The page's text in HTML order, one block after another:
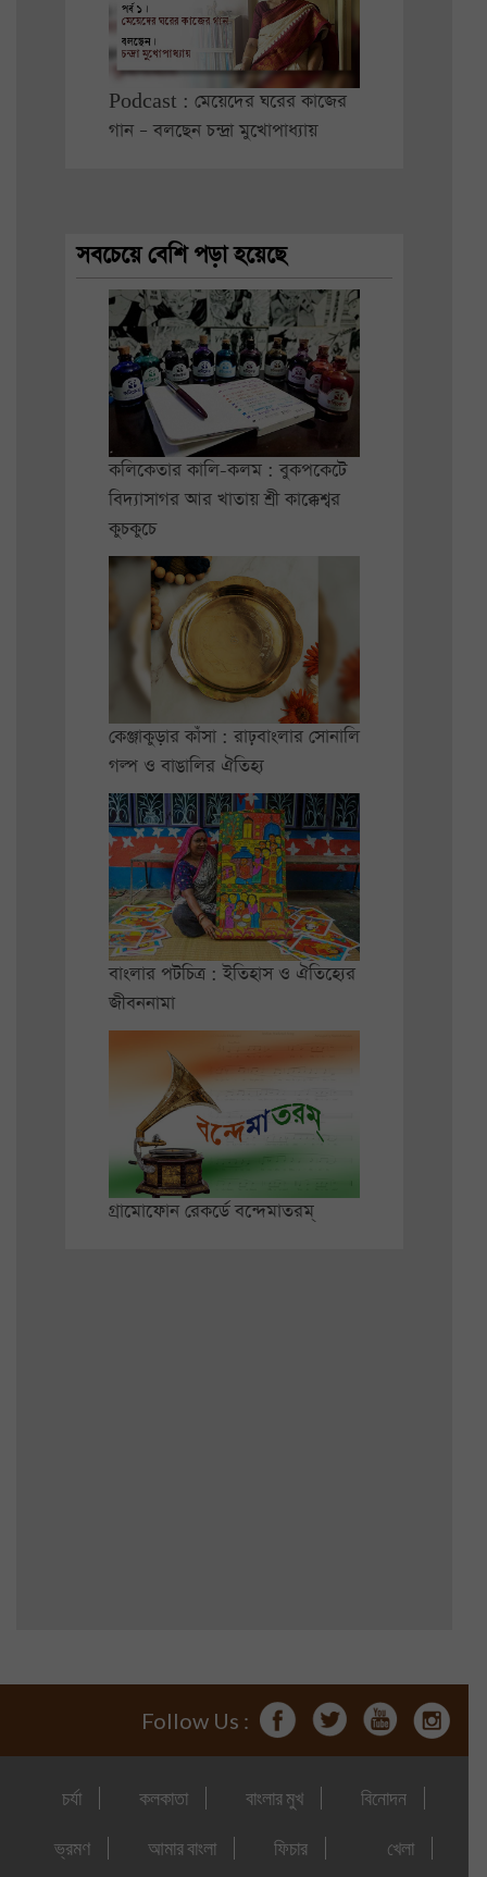
Podcast : মেয়েদের ঘরের কাজের
গান – বলছেন চন্দ্রা মুখোপাধ্যায়
সবচেয়ে বেশি পড়া হয়েছে
কলিকেতার কালি-কলম : বুকপকেটে
বিদ্যাসাগর আর খাতায় শ্রী কাক্কেশ্বর
কুচকুচে
কেঞ্জাকুড়ার কাঁসা : রাঢ়বাংলার সোনালি
গল্প ও বাঙালির ঐতিহ্য
বাংলার পটচিত্র : ইতিহাস ও ঐতিহ্যের
জীবননামা
গ্রামোফোন রেকর্ডে বন্দেমাতরম্
Follow Us :
চর্যা কলকাতা বাংলার মুখ বিনোদন
ভ্রমণ আমার বাংলা ফিচার খেলা